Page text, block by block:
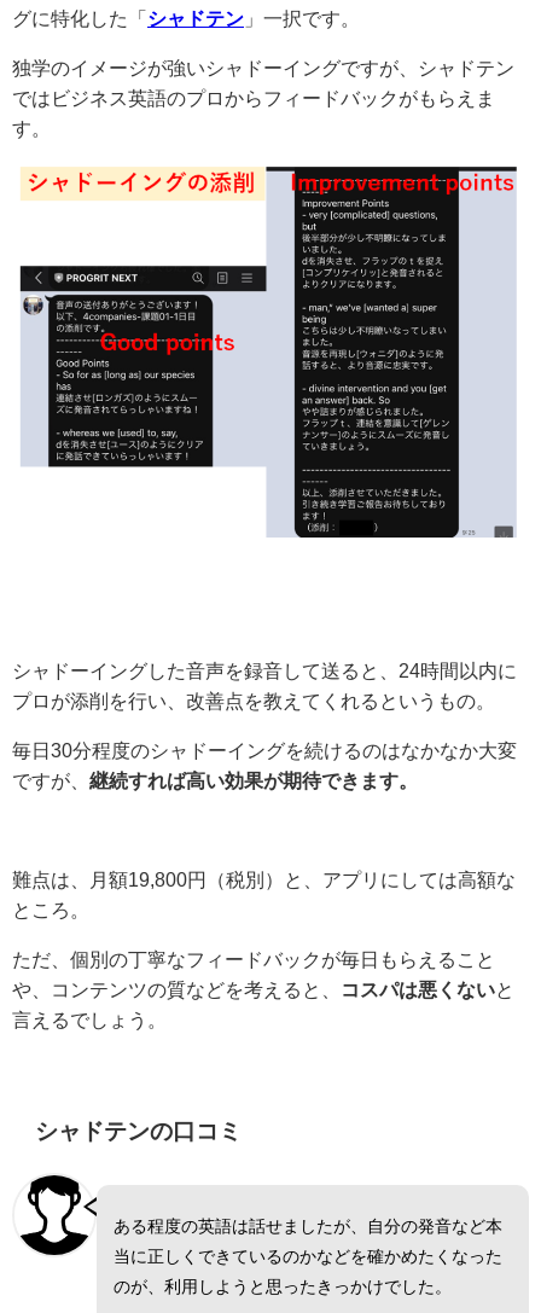
グに特化した「 シャドテン 」一択です。
独学のイメージが強いシャドーイングですが、シャドテン
ではビジネス英語のプロからフィードバックがもらえま
す。
シャドーイングした音声を録音して送ると、24時間以内に
プロが添削を行い、改善点を教えてくれるというもの。
毎日30分程度のシャドーイングを続けるのはなかなか大変
ですが、 継続すれば高い効果が期待できます。
難点は、月額19,800円（税別）と、アプリにしては高額な
ところ。
ただ、個別の丁寧なフィードバックが毎日もらえること
や、コンテンツの質などを考えると、
コスパは悪くないと
言えるでしょう。
シャドテンの口コミ
ある程度の英語は話せましたが、自分の発音など本
当に正しくできているのかなどを確かめたくなった
のが、利用しようと思ったきっかけでした。